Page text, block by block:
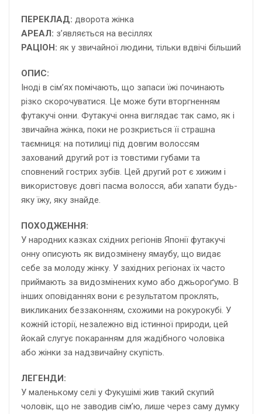
ПЕРЕКЛАД: дворота жінка
АРЕАЛ: з’являється на весіллях
РАЦІОН: як у звичайної людини, тільки вдвічі більший
ОПИС:
Іноді в сім’ях помічають, що запаси їжі починають
різко скорочуватися. Це може бути вторгненням
футакучі онни. Футакучі онна виглядає так само, як і
звичайна жінка, поки не розкриється її страшна
таємниця: на потилиці під довгим волоссям
захований другий рот із товстими губами та
сповнений гострих зубів. Цей другий рот є хижим і
використовує довгі пасма волосся, аби хапати будь-
яку їжу, яку знайде.
ПОХОДЖЕННЯ:
У народних казках східних регіонів Японії футакучі
онну описують як видозмінену ямаубу, що видає
себе за молоду жінку. У західних регіонах їх часто
приймають за видозмінених кумо або джьороґумо. В
інших оповіданнях вони є результатом проклять,
викликаних беззаконням, схожими на рокурокубі. У
кожній історії, незалежно від істинної природи, цей
йокай слугує покаранням для жадібного чоловіка
або жінки за надзвичайну скупість.
ЛЕГЕНДИ:
У маленькому селі у Фукушімі жив такий скупий
чоловік, що не заводив сім’ю, лише через саму думку